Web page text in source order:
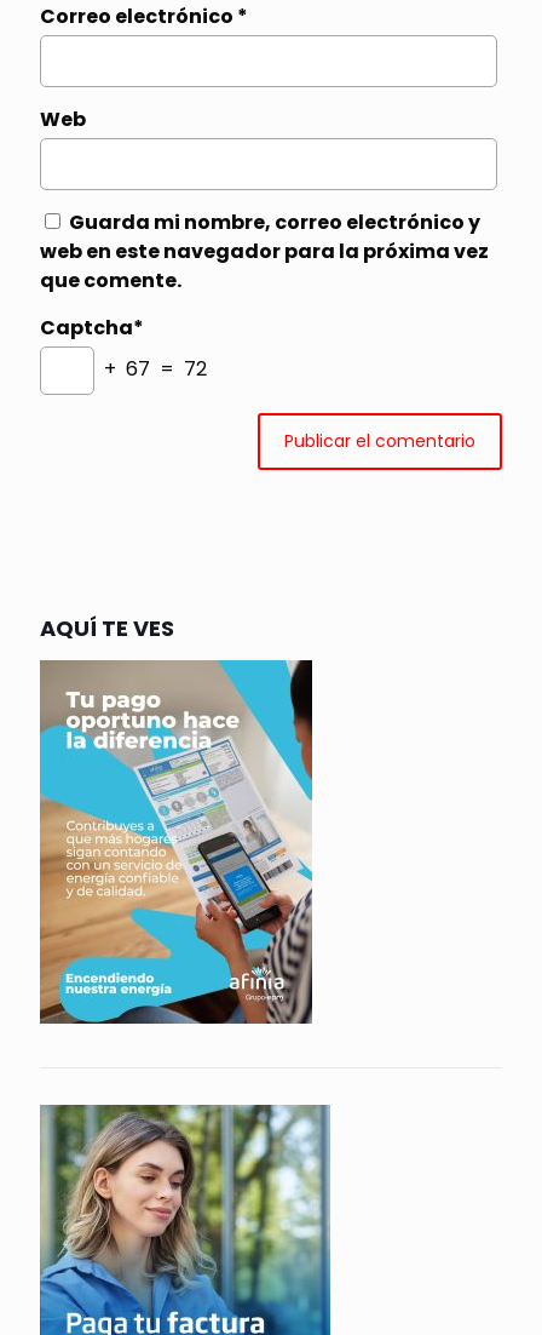
Correo electrónico *
Web
Guarda mi nombre, correo electrónico y
web en este navegador para la próxima vez
que comente.
Captcha*
+ 67 = 72
AQUÍ TE VES